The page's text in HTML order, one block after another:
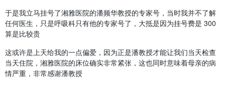
于是我立马挂号了湘雅医院的潘频华教授的专家号，当时我并不了解
任何医生，只是呼吸科只有他的专家号了，大抵是因为挂号费是 300
算是比较贵
这或许是上天给我的一点偏爱，因为正是潘教授才能让我们当天检查
当天住院，湘雅医院的床位确实非常紧张，这也同时意味着母亲的病
情严重，非常感谢潘教授